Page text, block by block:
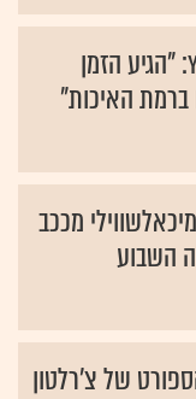
מנכ"ל פלאפון ו-yes: "הגיע הזמן
האיכות"
מככב
השבוע
של צ'רלטון